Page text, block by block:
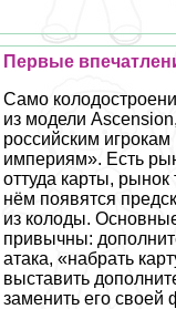
Первые
Само
из модели
российским
империям». Есть
оттуда карты,
нём появятся
из колоды.
привычны:
атака, «набрать
выставить
заменить его своей